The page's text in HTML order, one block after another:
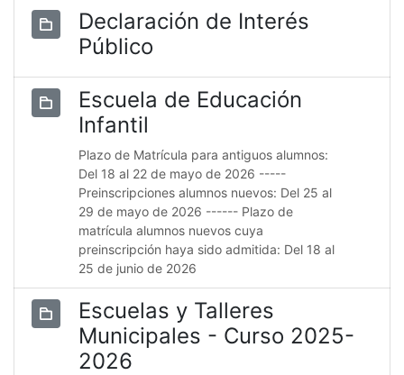
Declaración de Interés
Público
Escuela de Educación
Infantil
Plazo de Matrícula para antiguos alumnos:
Del 18 al 22 de mayo de 2026 -----
Preinscripciones alumnos nuevos: Del 25 al
29 de mayo de 2026 ------ Plazo de
matrícula alumnos nuevos cuya
preinscripción haya sido admitida: Del 18 al
25 de junio de 2026
Escuelas y Talleres
Municipales - Curso 2025-
2026